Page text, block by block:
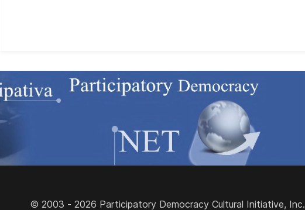
© 2003 - 2026 Participatory Democracy Cultural Initiative, Inc.